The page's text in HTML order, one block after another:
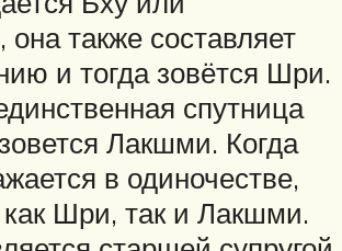
она также составляет
и тогда зовётся Шри.
спутница
Лакшми. Когда
в одиночестве,
как Шри, так и Лакшми.